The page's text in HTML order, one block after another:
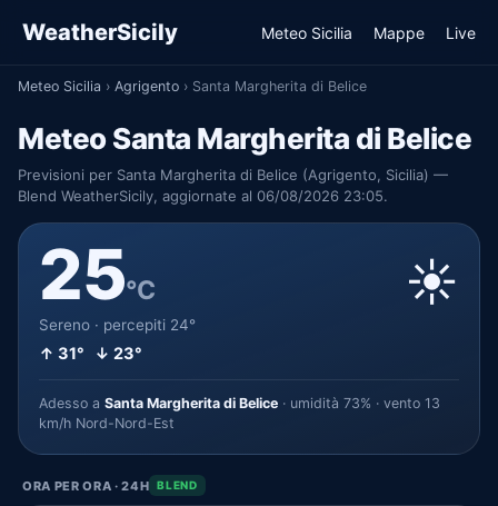
WeatherSicily Meteo Sicilia Mappe Live
Meteo Sicilia › Agrigento › Santa Margherita di Belice
Meteo Santa Margherita di Belice
Previsioni per Santa Margherita di Belice (Agrigento, Sicilia) —
Blend WeatherSicily, aggiornate al 06/08/2026 23:05.
25°C
Sereno · percepiti 24°
↑ 31° ↓ 23°
☀️
Adesso a Santa Margherita di Belice · umidità 73% · vento 13
km/h Nord-Nord-Est
ORA PER ORA · 24H BLEND